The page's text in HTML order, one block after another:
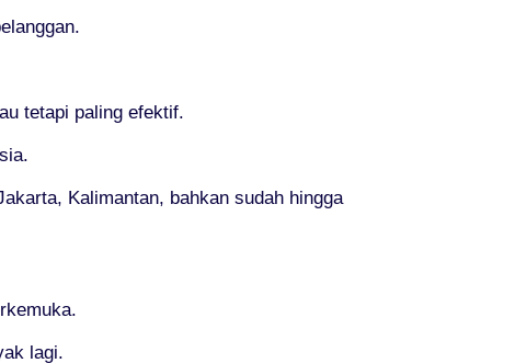
tetapi paling efektif.
Kalimantan, bahkan sudah hingga
lagi.